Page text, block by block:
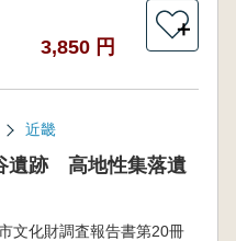
3,850 円
＋
近畿
遺跡 高地性集落遺
文化財調査報告書第20冊